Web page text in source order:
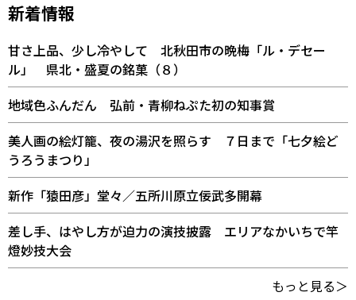
新着情報
甘さ上品、少し冷やして 北秋田市の晩梅「ル・デセー
ル」 県北・盛夏の銘菓（８）
地域色ふんだん 弘前・青柳ねぷた初の知事賞
美人画の絵灯籠、夜の湯沢を照らす ７日まで「七夕絵ど
うろうまつり」
新作「猿田彦」堂々／五所川原立佞武多開幕
差し手、はやし方が迫力の演技披露 エリアなかいちで竿
燈妙技大会
もっと見る＞